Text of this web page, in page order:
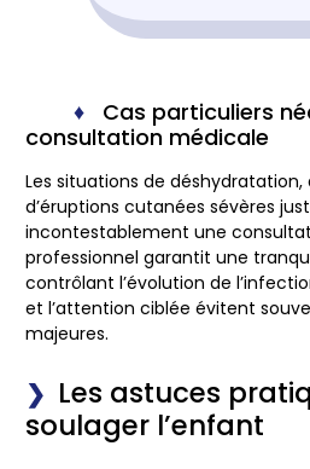
Cas particuliers
consultation médicale
Les situations de
d’éruptions cutanées sévères
incontestablement une
professionnel garantit une
contrôlant l’évolution de
et l’attention ciblée évitent
majeures.
Les astuces
soulager l’enfant